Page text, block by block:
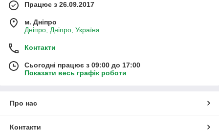
Працює з 26.09.2017
м. Дніпро
Дніпро, Дніпро, Україна
Контакти
Сьогодні працює з 09:00 до 17:00
Показати весь графік роботи
Про нас
Контакти